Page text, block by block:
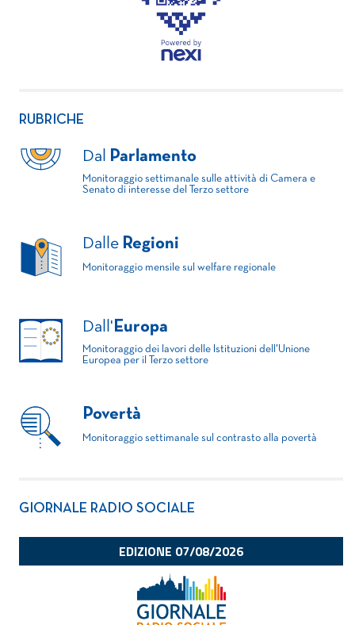
RUBRICHE
Dal Parlamento
Monitoraggio settimanale sulle attività di Camera e
Senato di interesse del Terzo settore
Dalle Regioni
Monitoraggio mensile sul welfare regionale
Dall' Europa
Monitoraggio dei lavori delle Istituzioni dell'Unione
Europea per il Terzo settore
Povertà
Monitoraggio settimanale sul contrasto alla povertà
GIORNALE RADIO SOCIALE